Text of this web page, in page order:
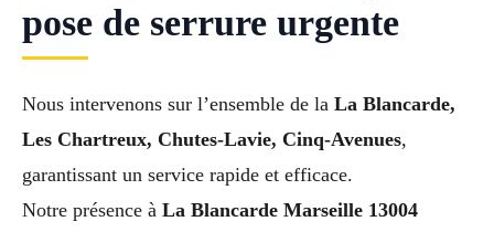
pose de serrure urgente
Nous intervenons sur l’ensemble de la La Blancarde,
Les Chartreux, Chutes-Lavie, Cinq-Avenues,
garantissant un service rapide et efficace.
Notre présence à La Blancarde Marseille 13004